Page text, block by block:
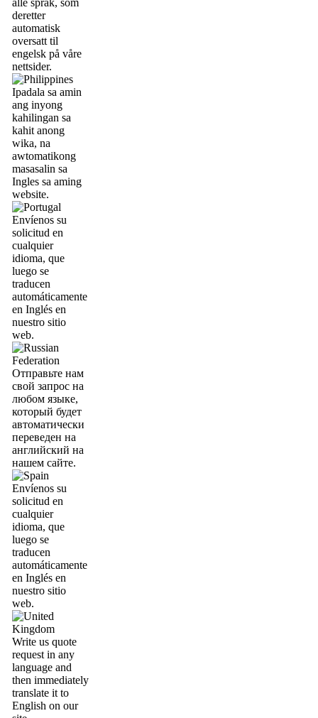
alle språk, som
deretter
automatisk
oversatt til
engelsk på våre
nettsider.
Ipadala sa amin
ang inyong
kahilingan sa
kahit anong
wika, na
awtomatikong
masasalin sa
Ingles sa aming
website.
Envíenos su
solicitud en
cualquier
idioma, que
luego se
traducen
automáticamente
en Inglés en
nuestro sitio
web.
Отправьте нам
свой запрос на
любом языке,
который будет
автоматически
переведен на
английский на
нашем сайте.
Envíenos su
solicitud en
cualquier
idioma, que
luego se
traducen
automáticamente
en Inglés en
nuestro sitio
web.
Write us quote
request in any
language and
then immediately
translate it to
English on our